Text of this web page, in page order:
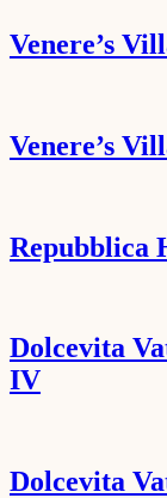
Venere’s
Venere’s
Repubblica
Dolcevita
IV
Dolcevita